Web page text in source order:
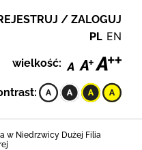
/ ZALOGUJ
PL EN
wielkość:
w Niedrzwicy Dużej Filia